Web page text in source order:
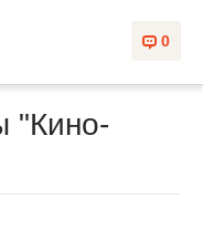
0
"Кино-